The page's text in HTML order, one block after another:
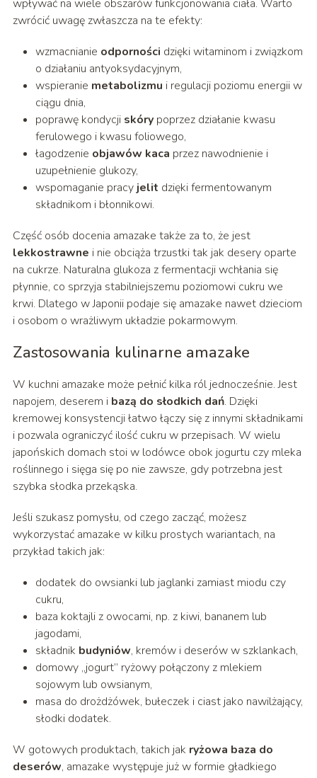
wpływać na wiele obszarów funkcjonowania ciała. Warto
zwrócić uwagę zwłaszcza na te efekty:
wzmacnianie odporności dzięki witaminom i związkom
o działaniu antyoksydacyjnym,
wspieranie metabolizmu i regulacji poziomu energii w
ciągu dnia,
poprawę kondycji skórypoprzez działanie kwasu
ferulowego i kwasu foliowego,
łagodzenie objawów kaca przez nawodnienie i
uzupełnienie glukozy,
wspomaganie pracy jelit dzięki fermentowanym
składnikom i błonnikowi.
Część osób docenia amazake także za to, że jest
lekkostrawne i nie obciąża trzustki tak jak desery oparte
na cukrze. Naturalna glukoza z fermentacji wchłania się
płynnie, co sprzyja stabilniejszemu poziomowi cukru we
krwi. Dlatego w Japonii podaje się amazake nawet dzieciom
i osobom o wrażliwym układzie pokarmowym.
Zastosowania kulinarne amazake
W kuchni amazake może pełnić kilka ról jednocześnie. Jest
napojem, deserem i bazą do słodkich dań. Dzięki
kremowej konsystencji łatwo łączy się z innymi składnikami
i pozwala ograniczyć ilość cukru w przepisach. W wielu
japońskich domach stoi w lodówce obok jogurtu czy mleka
roślinnego i sięga się po nie zawsze, gdy potrzebna jest
szybka słodka przekąska.
Jeśli szukasz pomysłu, od czego zacząć, możesz
wykorzystać amazake w kilku prostych wariantach, na
przykład takich jak:
dodatek do owsianki lub jaglanki zamiast miodu czy
cukru,
baza koktajli z owocami, np. z kiwi, bananem lub
jagodami,
składnik budyniów, kremów i deserów w szklankach,
domowy „jogurt” ryżowy połączony z mlekiem
sojowym lub owsianym,
masa do drożdżówek, bułeczek i ciast jako nawilżający,
słodki dodatek.
W gotowych produktach, takich jak ryżowa baza do
deserów, amazake występuje już w formie gładkiego